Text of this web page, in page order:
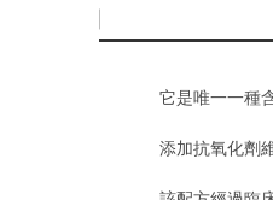
它是唯一一種
添加抗氧化劑